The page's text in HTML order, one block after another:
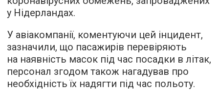
у Нідерландах.
У авіакомпанії, коментуючи цей інцидент,
зазначили, що пасажирів перевіряють
на наявність масок під час посадки в літак,
персонал згодом також нагадував про
необхідність їх надягти під час польоту.